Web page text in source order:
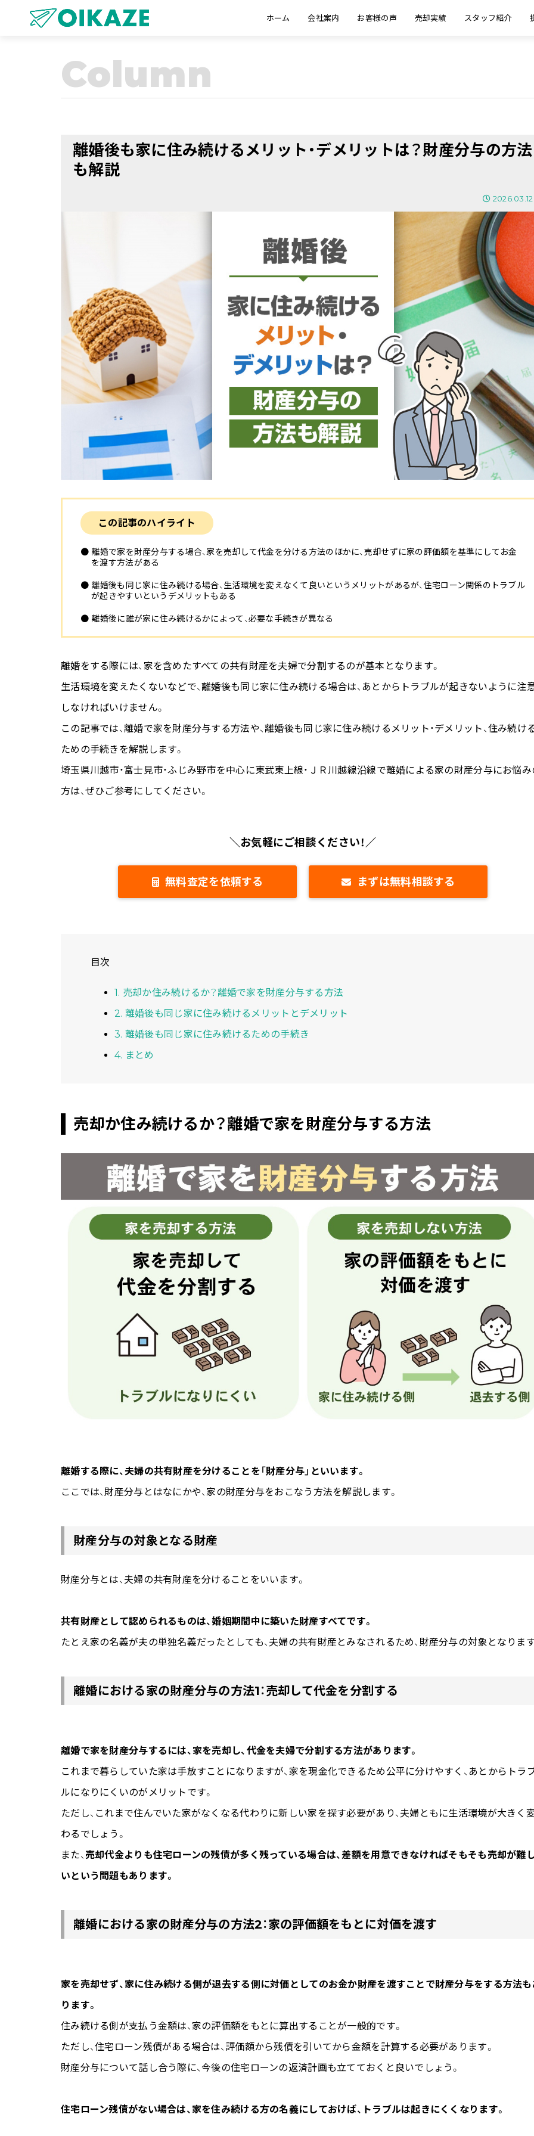
ホーム 会社案内 お客様の声 売却実績 スタッフ紹介
Column
離婚後も家に住み続けるメリット・デメリットは？財産分与の方法
も解説
2026.03.12
この記事のハイライト
●離婚で家を財産分与する場合、家を売却して代金を分ける方法のほかに、売却せずに家の評価額を基準にしてお金
を渡す方法がある
●離婚後も同じ家に住み続ける場合、生活環境を変えなくて良いというメリットがあるが、住宅ローン関係のトラブル
が起きやすいというデメリットもある
●離婚後に誰が家に住み続けるかによって、必要な手続きが異なる
離婚をする際には、家を含めたすべての共有財産を夫婦で分割するのが基本となります。
生活環境を変えたくないなどで、離婚後も同じ家に住み続ける場合は、あとからトラブルが起きないように注
しなければいけません。
この記事では、離婚で家を財産分与する方法や、離婚後も同じ家に住み続けるメリット・デメリット、住み続け
ための手続きを解説します。
埼玉県川越市・富士見市・ふじみ野市を中心に東武東上線・ＪＲ川越線沿線で離婚による家の財産分与にお悩み
方は、ぜひご参考にしてください。
＼お気軽にご相談ください！／
無料査定を依頼する まずは無料相談する
目次
1. 売却か住み続けるか？離婚で家を財産分与する方法
2. 離婚後も同じ家に住み続けるメリットとデメリット
3. 離婚後も同じ家に住み続けるための手続き
4. まとめ
売却か住み続けるか？離婚で家を財産分与する方法
離婚する際に、夫婦の共有財産を分けることを「財産分与」といいます。
ここでは、財産分与とはなにかや、家の財産分与をおこなう方法を解説します。
財産分与の対象となる財産
財産分与とは、夫婦の共有財産を分けることをいいます。
共有財産として認められるものは、婚姻期間中に築いた財産すべてです。
たとえ家の名義が夫の単独名義だったとしても、夫婦の共有財産とみなされるため、財産分与の対象となりま
離婚における家の財産分与の方法1：売却して代金を分割する
離婚で家を財産分与するには、家を売却し、代金を夫婦で分割する方法があります。
これまで暮らしていた家は手放すことになりますが、家を現金化できるため公平に分けやすく、あとからトラ
ルになりにくいのがメリットです。
ただし、これまで住んでいた家がなくなる代わりに新しい家を探す必要があり、夫婦ともに生活環境が大きく
わるでしょう。
また、売却代金よりも住宅ローンの残債が多く残っている場合は、差額を用意できなければそもそも売却が難
いという問題もあります。
離婚における家の財産分与の方法2：家の評価額をもとに対価を渡す
家を売却せず、家に住み続ける側が退去する側に対価としてのお金か財産を渡すことで財産分与をする方法
ります。
住み続ける側が支払う金額は、家の評価額をもとに算出することが一般的です。
ただし、住宅ローン残債がある場合は、評価額から残債を引いてから金額を計算する必要があります。
財産分与について話し合う際に、今後の住宅ローンの返済計画も立てておくと良いでしょう。
住宅ローン残債がない場合は、家を住み続ける方の名義にしておけば、トラブルは起きにくくなります。